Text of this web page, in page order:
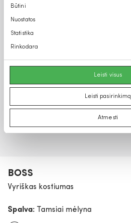
Sutikimo
pasirinkimas
Būtini
Nuostatos
Statistika
Rinkodara
Leisti visus
Leisti pasirinkimą
Atmesti
BOSS
Vyriškas kostiumas
Spalva: Tamsiai mėlyna